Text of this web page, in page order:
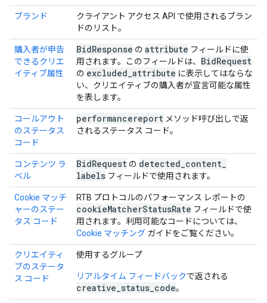
ブランド
クライアント アクセス API で使用されるブラン
ドのリスト。
購入者が申告
できるクリエ
イティブ属性
BidResponse の attribute フィールドに使
用されます。このフィールドは、 BidRequest
の excluded attribute に表示してはならな
い、クリエイティブの購入者が宣言可能な属性
を表します。
コールアウト
のステータス
コード
performancereport メソッド呼び出しで返
されるステータス コード。
コンテンツ ラ
ベル
BidRequest の detected content
labels フィールドで使用されます。
Cookie マッチ
ャーのステー
タス コード
RTB プロトコルのパフォーマンス レポートの
cookieMatcherStatusRate フィールドで使
用されます。利用可能なコードについては、
Cookie マッチング ガイドをご覧ください。
クリエイティ
ブのステータ
ス コード
使用するグループ
リアルタイム フィードバックで返される
creative status code。